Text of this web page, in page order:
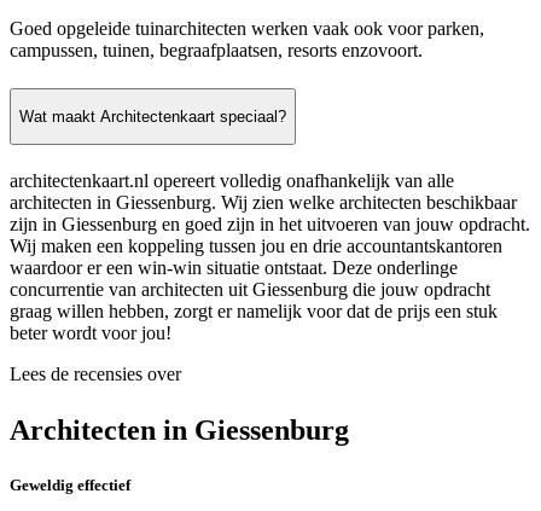
Goed opgeleide tuinarchitecten werken vaak ook voor parken,
campussen, tuinen, begraafplaatsen, resorts enzovoort.
Wat maakt Architectenkaart speciaal?
architectenkaart.nl opereert volledig onafhankelijk van alle
architecten in Giessenburg. Wij zien welke architecten beschikbaar
zijn in Giessenburg en goed zijn in het uitvoeren van jouw opdracht.
Wij maken een koppeling tussen jou en drie accountantskantoren
waardoor er een win-win situatie ontstaat. Deze onderlinge
concurrentie van architecten uit Giessenburg die jouw opdracht
graag willen hebben, zorgt er namelijk voor dat de prijs een stuk
beter wordt voor jou!
Lees de recensies over
Architecten in Giessenburg
Geweldig effectief